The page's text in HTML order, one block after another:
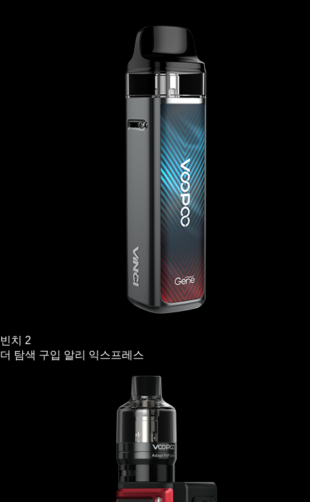
빈치 2
더 탐색 구입 알리 익스프레스